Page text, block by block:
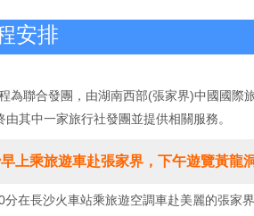
安排
為聯合發團，由湖南西部(張家界)中國國際
其中一家旅行社發團並提供相關服務。
上乘旅遊車赴張家界，下午遊覽黃龍
分在長沙火車站乘旅遊空調車赴美麗的張家